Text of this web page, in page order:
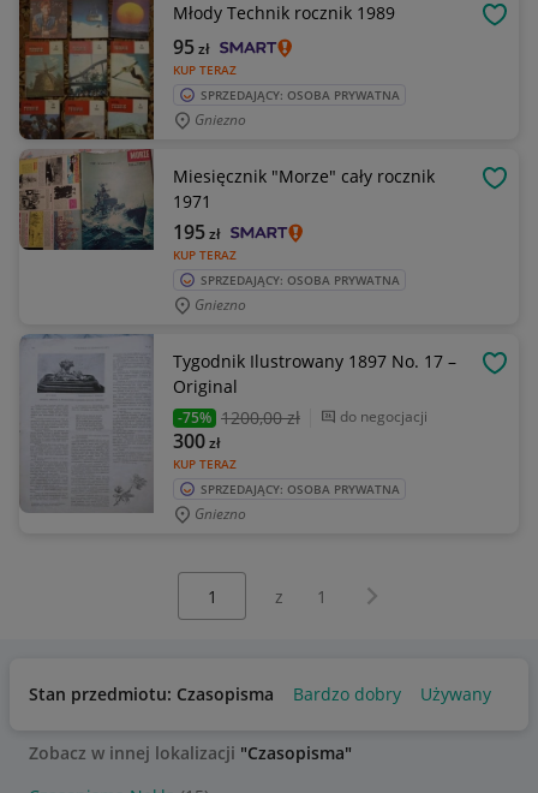
Młody Technik rocznik 1989
KUP TERAZ
95zł
SPRZEDAJĄCY: OSOBA PRYWATNA
Gniezno
Miesięcznik "Morze" cały rocznik
1971
KUP TERAZ
195zł
SPRZEDAJĄCY: OSOBA PRYWATNA
Gniezno
Tygodnik Ilustrowany 1897 No. 17 –
Original
-75% 1200,00 zł do negocjacji
KUP TERAZ
300zł
SPRZEDAJĄCY: OSOBA PRYWATNA
Gniezno
z 1 Następna strona
Stan przedmiotu: Czasopisma Bardzo dobry Używany
Zobacz w innej lokalizacji "Czasopisma"